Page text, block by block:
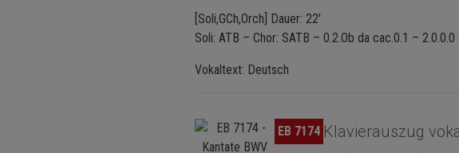
[Soli,GCh,Orch] Dauer: 22'
Soli: ATB – Chor: SATB – 0.2.Ob da cac.0.1 –
Vokaltext: Deutsch
Bildergalerie überspringen
EB 7174 Klavierauszug